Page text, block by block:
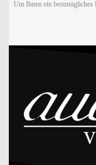
Um Ihnen ein